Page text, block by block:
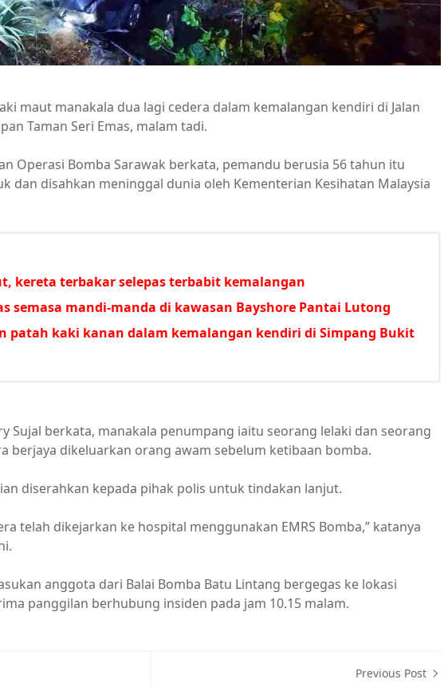
maut manakala dua lagi cedera dalam kemalangan kendiri di Jalan
Taman Seri Emas, malam tadi.
Operasi Bomba Sarawak berkata, pemandu berusia 56 tahun itu
dan disahkan meninggal dunia oleh Kementerian Kesihatan Malaysia
kereta terbakar selepas terbabit kemalangan
semasa mandi-manda di kawasan Bayshore Pantai Lutong
patah kaki kanan dalam kemalangan kendiri di Simpang Bukit
Sujal berkata, manakala penumpang iaitu seorang lelaki dan seorang
berjaya dikeluarkan orang awam sebelum ketibaan bomba.
diserahkan kepada pihak polis untuk tindakan lanjut.
telah dikejarkan ke hospital menggunakan EMRS Bomba,” katanya
anggota dari Balai Bomba Batu Lintang bergegas ke lokasi
panggilan berhubung insiden pada jam 10.15 malam.
Previous Post